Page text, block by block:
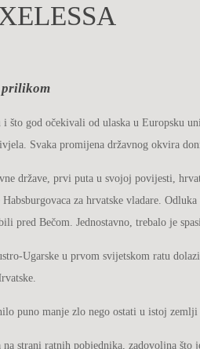
prilikom
god očekivali od ulaska u Europsku
Svaka promijena državnog okvira
države, prvi puta u svojoj povijesti,
za hrvatske vladare.
pred Bečom. Jednostavno, trebalo je
Ugarske u prvom svijetskom ratu
puno manje zlo nego ostati u istoj
strani ratnih pobjednika, zadovoljna